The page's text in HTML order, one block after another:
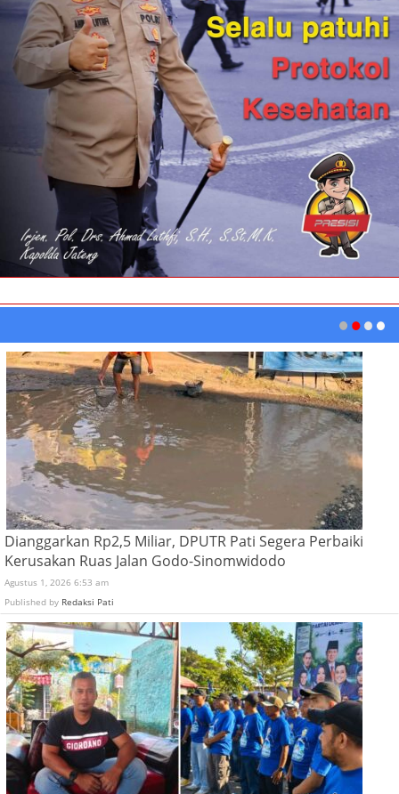
Dianggarkan Rp2,5 Miliar, DPUTR Pati Segera Perbaiki
Kerusakan Ruas Jalan Godo-Sinomwidodo
Agustus 1, 2026 6:53 am
Published by Redaksi Pati